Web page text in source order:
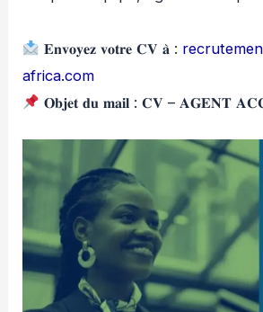
𝐄𝐧𝐯𝐨𝐲𝐞𝐳 𝐯𝐨𝐭𝐫𝐞 𝐂𝐕 𝐚̀ :
africa.com
𝐎𝐛𝐣𝐞𝐭 𝐝𝐮 𝐦𝐚𝐢𝐥 : 𝐂𝐕 – 𝐀𝐆𝐄𝐍𝐓